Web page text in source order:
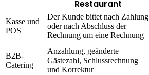
Restaurant
Kasse und
POS
Der Kunde bittet nach Zahlung
oder nach Abschluss der
Rechnung um eine Rechnung
B2B-
Catering
Anzahlung, geänderte
Gästezahl, Schlussrechnung
und Korrektur